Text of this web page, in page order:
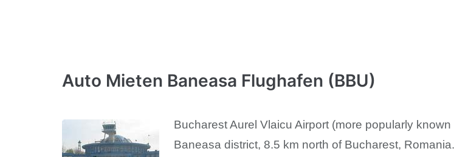
Auto Mieten Baneasa Flughafen (BBU)
Bucharest Aurel Vlaicu Airport (more popularly
Baneasa district, 8.5 km north of Bucharest,